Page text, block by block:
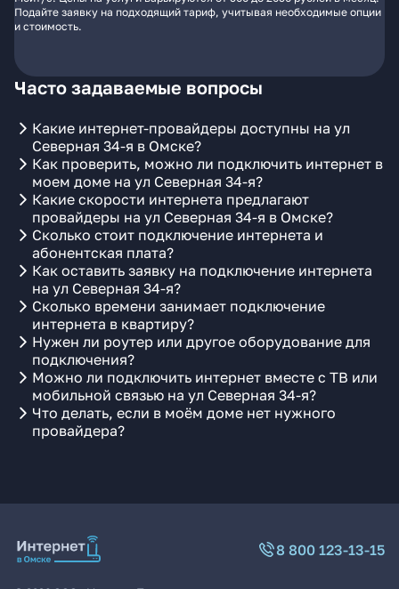
Подайте заявку на подходящий тариф, учитывая необходимые опции
и стоимость.
Часто задаваемые вопросы
Какие интернет-провайдеры доступны на ул
Северная 34-я в Омске?
Как проверить, можно ли подключить интернет в
моем доме на ул Северная 34-я?
Какие скорости интернета предлагают
провайдеры на ул Северная 34-я в Омске?
Сколько стоит подключение интернета и
абонентская плата?
Как оставить заявку на подключение интернета
на ул Северная 34-я?
Сколько времени занимает подключение
интернета в квартиру?
Нужен ли роутер или другое оборудование для
подключения?
Можно ли подключить интернет вместе с ТВ или
мобильной связью на ул Северная 34-я?
Что делать, если в моём доме нет нужного
провайдера?
8 800 123-13-15